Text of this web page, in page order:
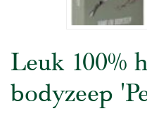
Leuk 100%
bodyzeep